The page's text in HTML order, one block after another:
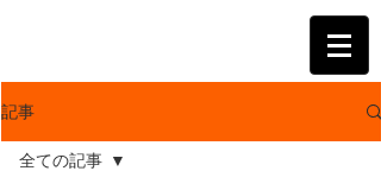
記事
全ての記事